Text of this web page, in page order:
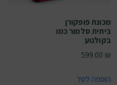
מכונת פופקורן
ביתית סלמור כמו
בקולנוע
599.00 ₪
הוספה לסל